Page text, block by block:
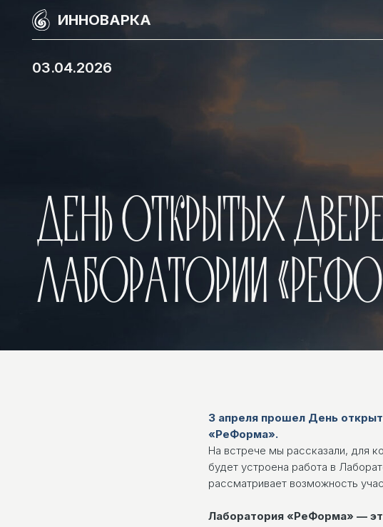
ДЕНЬ ОТКРЫТЫХ ДВЕРЕЙ
ЛАБОРАТОРИИ
03.04.2026
ИННОВАРКА
3 апреля прошел День
«РеФорма».
На встрече мы рассказали, для
будет устроена работа в
рассматривает возможность
Лаборатория «РеФорма» —